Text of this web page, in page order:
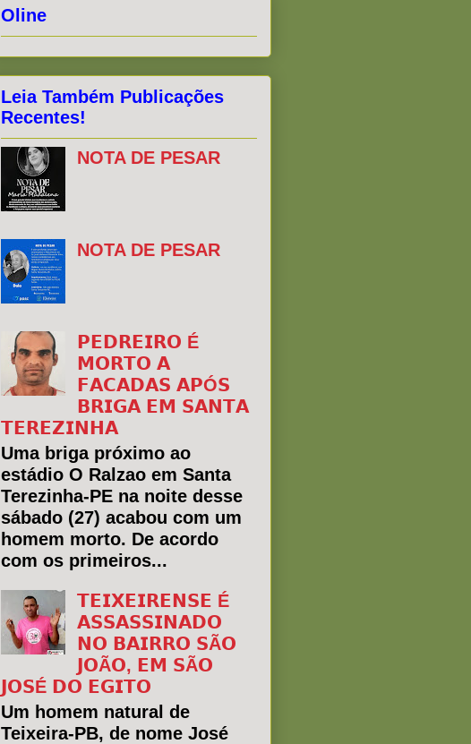
Oline
Leia Também Publicações
Recentes!
NOTA DE PESAR
NOTA DE PESAR
𝗣𝗘𝗗𝗥𝗘𝗜𝗥𝗢 É
𝗠𝗢𝗥𝗧𝗢 𝗔
𝗙𝗔𝗖𝗔𝗗𝗔𝗦 𝗔𝗣Ó𝗦
𝗕𝗥𝗜𝗚𝗔 𝗘𝗠 𝗦𝗔𝗡𝗧𝗔
𝗧𝗘𝗥𝗘𝗭𝗜𝗡𝗛𝗔
Uma briga próximo ao
estádio O Ralzao em Santa
Terezinha-PE na noite desse
sábado (27) acabou com um
homem morto. De acordo
com os primeiros...
𝗧𝗘𝗜𝗫𝗘𝗜𝗥𝗘𝗡𝗦𝗘 É
𝗔𝗦𝗦𝗔𝗦𝗦𝗜𝗡𝗔𝗗𝗢
𝗡𝗢 𝗕𝗔𝗜𝗥𝗥𝗢 𝗦Ã𝗢
𝗝𝗢Ã𝗢, 𝗘𝗠 𝗦Ã𝗢
𝗝𝗢𝗦É 𝗗𝗢 𝗘𝗚𝗜𝗧𝗢
Um homem natural de
Teixeira-PB, de nome José